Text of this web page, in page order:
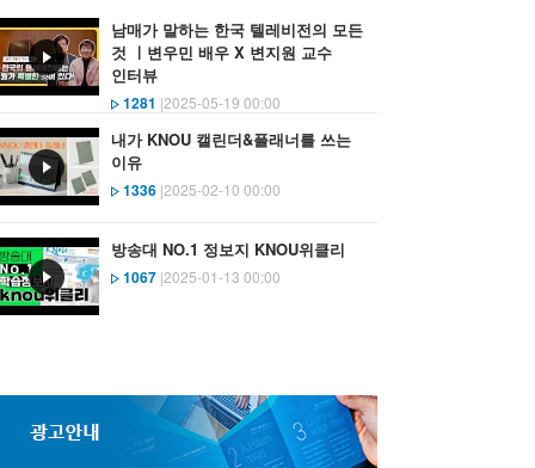
남매가 말하는 한국 텔레비전의 모든
것 ㅣ변우민 배우 X 변지원 교수
인터뷰
1281 |2025-05-19 00:00
내가 KNOU 캘린더&플래너를 쓰는
이유
1336 |2025-02-10 00:00
방송대 NO.1 정보지 KNOU위클리
1067 |2025-01-13 00:00